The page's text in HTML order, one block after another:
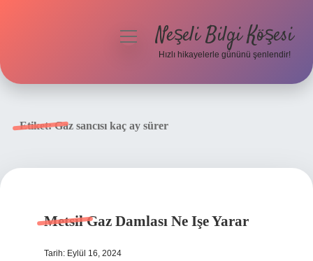
menüyüNeşeli Bilgi Köşesi
Hızlı hikayelerle gününü şenlendir!
Etiket:Gaz sancısı kaç ay sürer
Metsil Gaz Damlası Ne Işe Yarar
Tarih: Eylül 16, 2024